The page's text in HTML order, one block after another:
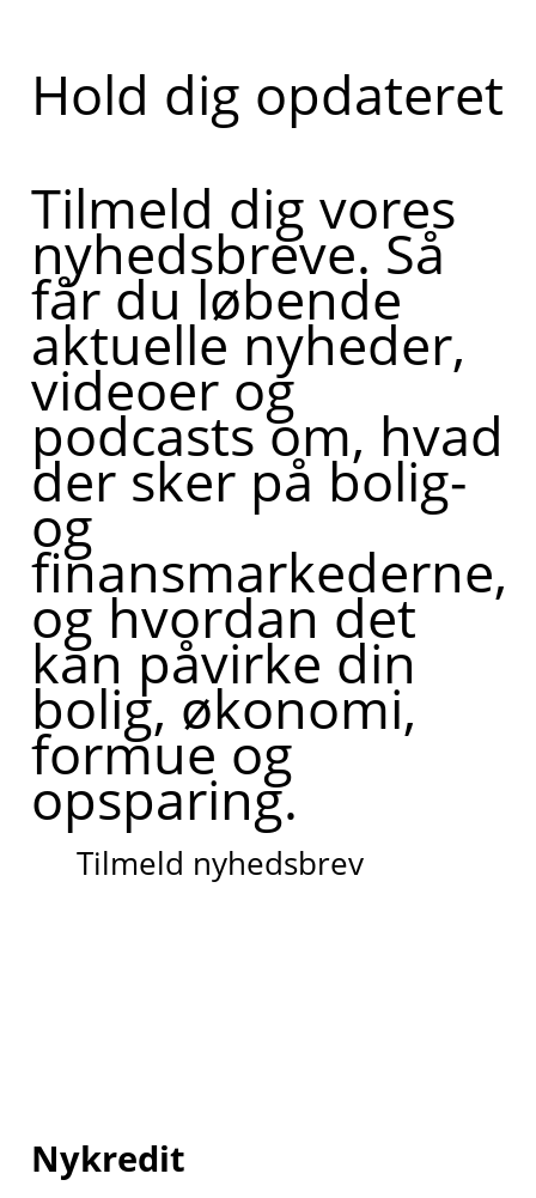
Hold dig opdateret
Tilmeld dig vores
nyhedsbreve. Så
får du løbende
aktuelle nyheder,
videoer og
podcasts om, hvad
der sker på bolig-
og
finansmarkederne,
og hvordan det
kan påvirke din
bolig, økonomi,
formue og
opsparing.
Tilmeld nyhedsbrev
Nykredit